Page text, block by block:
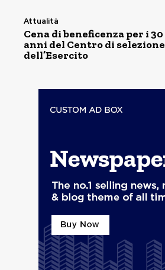
Attualità
Cena di beneficenza per i 30
anni del Centro di selezione
dell’Esercito